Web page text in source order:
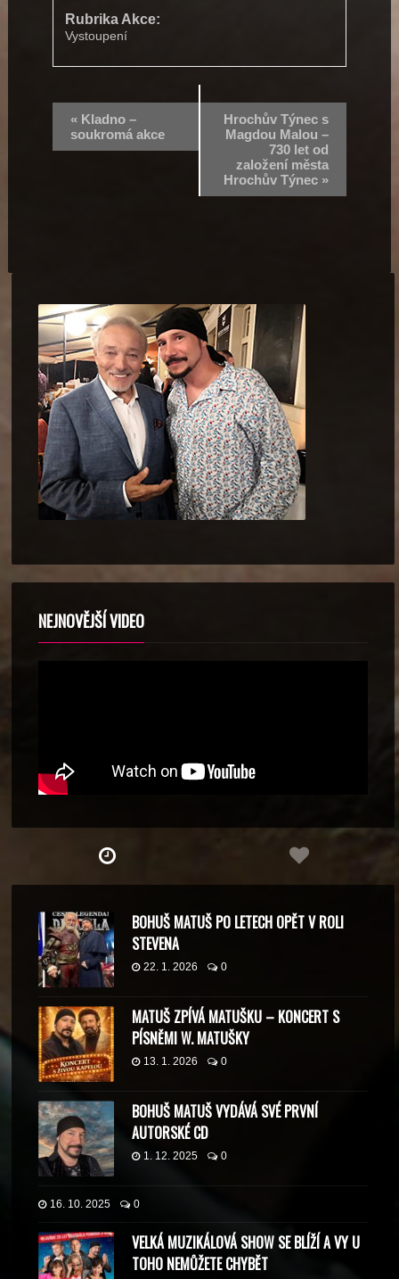
Rubrika Akce:
Vystoupení
«Kladno –
soukromá akce
Hrochův Týnec s
Magdou Malou –
730 let od
založení města
Hrochův Týnec »
NEJNOVĚJŠÍ VIDEO
BOHUŠ MATUŠ PO LETECH OPĚT V ROLI
STEVENA
22. 1. 2026 0
MATUŠ ZPÍVÁ MATUŠKU – KONCERT S
PÍSNĚMI W. MATUŠKY
13. 1. 2026 0
BOHUŠ MATUŠ VYDÁVÁ SVÉ PRVNÍ
AUTORSKÉ CD
1. 12. 2025 0
16. 10. 2025 0
VELKÁ MUZIKÁLOVÁ SHOW SE BLÍŽÍ A VY U
TOHO NEMŮŽETE CHYBĚT